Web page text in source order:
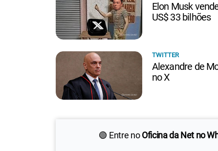
🟢 Entre noOficina da Net no
Elon Musk
US$ 33 bilhões
TWITTER
Alexandre de
no X